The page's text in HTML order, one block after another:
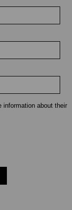
information about their